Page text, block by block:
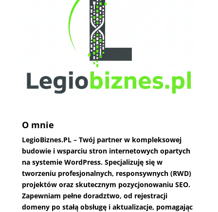
O mnie
LegioBiznes.PL– Twój partner w kompleksowej
budowie i wsparciu stron internetowych opartych
na systemie WordPress. Specjalizuję się w
tworzeniu profesjonalnych, responsywnych (RWD)
projektów oraz skutecznym pozycjonowaniu SEO.
Zapewniam pełne doradztwo, od rejestracji
domeny po stałą obsługę i aktualizacje, pomagając